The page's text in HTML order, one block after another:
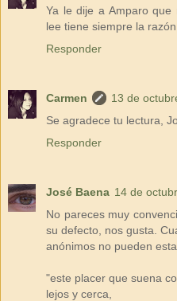
Ya le dije a Amparo
lee tiene siempre la razón.
Responder
Carmen
13 de
Se agradece tu lectura,
Responder
José Baena 14 de
No pareces muy
su defecto, nos gusta.
anónimos no pueden
"este placer que suena
lejos y cerca,